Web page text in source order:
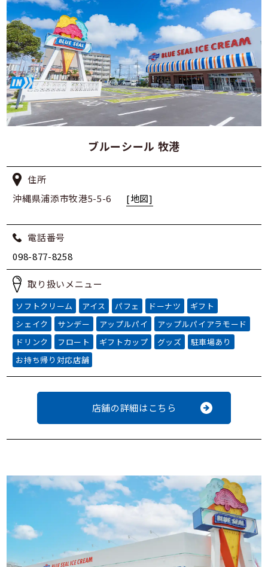
ブルーシール 牧港
住所
沖縄県浦添市牧港5-5-6
[地図]
電話番号
098-877-8258
取り扱いメニュー
ソフトクリーム アイス パフェ ドーナツ
ギフト
シェイク
サンデー アップルパイ
アップルパイアラモード
ドリンク
フロート ギフトカップ グッズ
駐車場あり
お持ち帰り対応店舗
店舗の詳細はこちら